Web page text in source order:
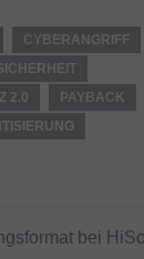
CYBERANGRIFF
2.0
PAYBACK
bei